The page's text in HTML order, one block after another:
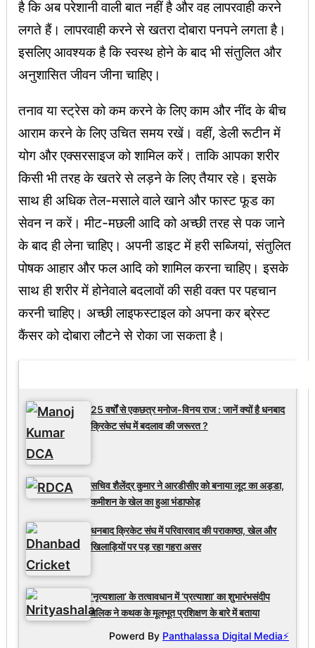
है कि अब परेशानी वाली बात नहीं है और वह लापरवाही करने
लगते हैं। लापरवाही करने से खतरा दोबारा पनपने लगता है।
इसलिए आवश्यक है कि स्वस्थ होने के बाद भी संतुलित और
अनुशासित जीवन जीना चाहिए।
तनाव या स्ट्रेस को कम करने के लिए काम और नींद के बीच
आराम करने के लिए उचित समय रखें। वहीं, डेली रूटीन में
योग और एक्सरसाइज को शामिल करें। ताकि आपका शरीर
किसी भी तरह के खतरे से लड़ने के लिए तैयार रहे। इसके
साथ ही अधिक तेल-मसाले वाले खाने और फास्ट फूड का
सेवन न करें। मीट-मछली आदि को अच्छी तरह से पक जाने
के बाद ही लेना चाहिए। अपनी डाइट में हरी सब्जियां, संतुलित
पोषक आहार और फल आदि को शामिल करना चाहिए। इसके
साथ ही शरीर में होनेवाले बदलावों की सही वक्त पर पहचान
करनी चाहिए। अच्छी लाइफस्टाइल को अपना कर ब्रेस्ट
कैंसर को दोबारा लौटने से रोका जा सकता है।
25 वर्षों से एकछत्र मनोज-विनय राज : जानें क्यों है धनबाद
क्रिकेट संघ में बदलाव की जरूरत ?
सचिव शैलेंद्र कुमार ने आरडीसीए को बनाया लूट का अड्डा,
कमीशन के खेल का हुआ भंडाफोड़
धनबाद क्रिकेट संघ में परिवारवाद की पराकाष्ठा, खेल और
खिलाड़ियों पर पड़ रहा गहरा असर
‘नृत्यशाला’ के तत्वावधान में ‘प्रत्याशा’ का शुभारंभसंदीप
मलिक ने कथक के मूलभूत प्रशिक्षण के बारे में बताया
Powerd By Panthalassa Digital Media⚡